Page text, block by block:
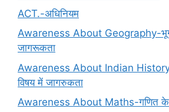
ACT.-अधिनियम
Awareness About Geography-
जागरूकता
Awareness About Indian History-
विषय में जागरुकता
Awareness About Maths-गणित के